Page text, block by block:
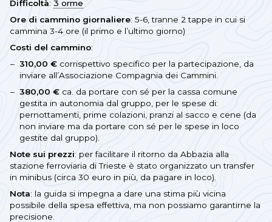
Difficoltà: 3 orme
Ore di cammino giornaliere: 5-6, tranne 2 tappe in cui si
cammina 3-4 ore (il primo e l’ultimo giorno)
Costi del cammino:
310,00 € corrispettivo specifico per la partecipazione, da
inviare all’Associazione Compagnia dei Cammini.
380,00 € ca. da portare con sé per la cassa comune
gestita in autonomia dal gruppo, per le spese di:
pernottamenti, prime colazioni, pranzi al sacco e cene (da
non inviare ma da portare con sé per le spese in loco
gestite dal gruppo).
Note sui prezzi: per facilitare il ritorno da Abbazia alla
stazione ferroviaria di Trieste è stato organizzato un transfer
in minibus (circa 30 euro in più, da pagare in loco).
Nota: la guida si impegna a dare una stima più vicina
possibile della spesa effettiva, ma non possiamo garantirne la
precisione.